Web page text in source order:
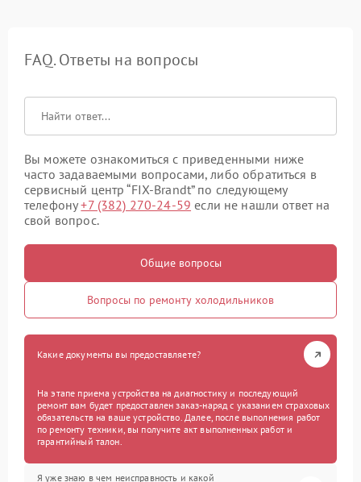
FAQ. Ответы на вопросы
Вы можете ознакомиться с приведенными ниже
часто задаваемыми вопросами, либо обратиться в
сервисный центр “FIX-Brandt” по следующему
телефону+7 (382) 270-24-59 если не нашли ответ на
свой вопрос.
Общие вопросы
Вопросы по ремонту холодильников
Какие документы вы предоставляете?
На этапе приема устройства на диагностику и последующий
ремонт вам будет предоставлен заказ-наряд с указанием страховых
обязательств на ваше устройство. Далее, после выполнения работ
по ремонту техники, вы получите акт выполненных работ и
гарантийный талон.
Я уже знаю в чем неисправность и какой